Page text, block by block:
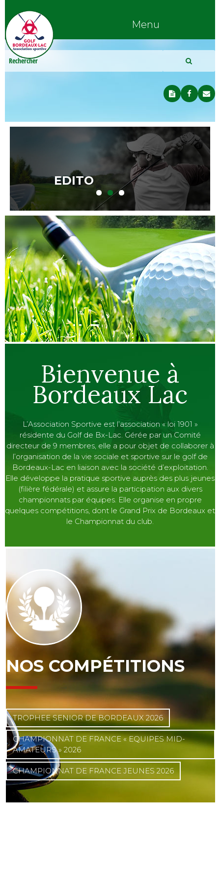
Menu
EDITO
Bienvenue à
Bordeaux Lac
L’Association Sportive est l’association « loi 1901 »
résidente du Golf de Bx-Lac. Gérée par un Comité
directeur de 9 membres, elle a pour objet de collaborer à
l’organisation de la vie sociale et sportive sur le golf de
Bordeaux-Lac en liaison avec la société d’exploitation.
Elle développe la pratique sportive auprès des plus jeunes
(filière fédérale) et assure la participation aux divers
championnats par équipes. Elle organise en propre
quelques compétitions, dont le Grand Prix de Bordeaux et
le Championnat du club.
NOS COMPÉTITIONS
TROPHEE SENIOR DE BORDEAUX 2026
CHAMPIONNAT DE FRANCE « EQUIPES MID-
AMATEURS » 2026
CHAMPIONNAT DE FRANCE JEUNES 2026